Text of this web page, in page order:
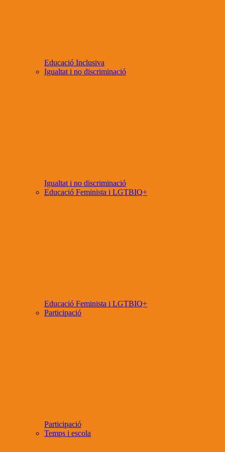
Educació Inclusiva
Igualtat i no discriminació
Igualtat i no discriminació
Educació Feminista i LGTBIQ+
Educació Feminista i LGTBIQ+
Participació
Participació
Temps i escola